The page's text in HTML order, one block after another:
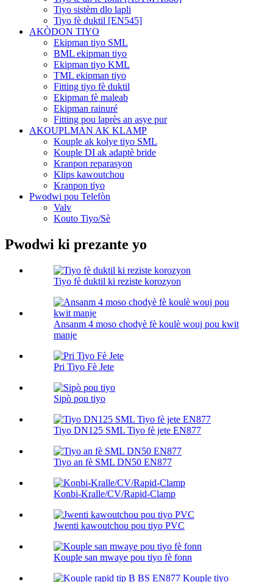
Tiyo sistèm dlo lapli
Tiyo fè duktil [EN545]
AKÒDON TIYO
Ekipman tiyo SML
BML ekipman tiyo
Ekipman tiyo KML
TML ekipman tiyo
Fitting tiyo fè duktil
Ekipman fè maleab
Ekipman rainuré
Fitting pou laprès an asye pur
AKOUPLMAN AK KLAMP
Kouple ak kolye tiyo SML
Kouple DI ak adaptè bride
Kranpon reparasyon
Klips kawoutchou
Kranpon tiyo
Pwodwi pou Telefòn
Valv
Kouto Tiyo/Sè
Pwodwi ki prezante yo
Tiyo fè duktil ki reziste korozyon
Ansanm 4 moso chodyè fè koulè wouj pou kwit
manje
Pri Tiyo Fè Jete
Sipò pou tiyo
Tiyo DN125 SML Tiyo fè jete EN877
Tiyo an fè SML DN50 EN877
Konbi-Kralle/CV/Rapid-Clamp
Jwenti kawoutchou pou tiyo PVC
Kouple san mwaye pou tiyo fè fonn